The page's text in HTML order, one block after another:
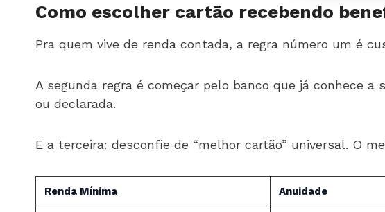
Como escolher cartão recebendo
Pra quem vive de renda contada, a regra número um é
A segunda regra é começar pelo banco que já conhece
ou declarada.
E a terceira: desconfie de “melhor cartão” universal. O
Renda Mínima Anuidade